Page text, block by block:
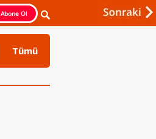
Abone Ol
Tümü